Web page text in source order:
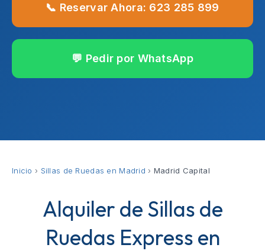
📞 Reservar Ahora: 623 285 899
💬 Pedir por WhatsApp
Inicio › Sillas de Ruedas en Madrid › Madrid Capital
Alquiler de Sillas de
Ruedas Express en